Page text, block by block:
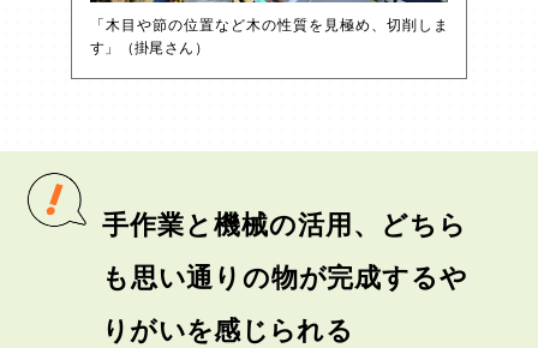
「木目や節の位置など木の性質を見極め、切削しま
す」（掛尾さん）
手作業と機械の活用、どちら
も思い通りの物が完成するや
りがいを感じられる